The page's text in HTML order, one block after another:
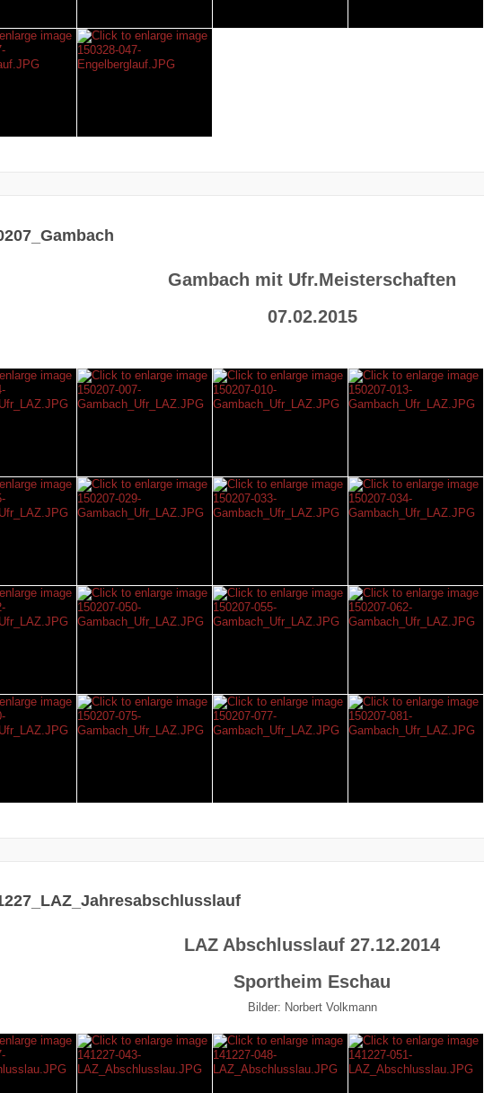
Gambach mit Ufr.Meisterschaften
07.02.2015
LAZ Abschlusslauf 27.12.2014
Sportheim Eschau
Bilder: Norbert Volkmann